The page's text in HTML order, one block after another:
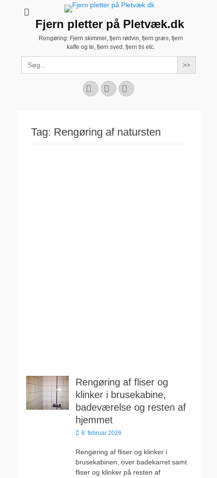
Fjern pletter på Pletvæk.dk
Rengøring: Fjern skimmel, fjern rødvin, fjern græs, fjern
kaffe og te, fjern sved, fjern tis etc.
Search
for:
Facebook
YouTubeInstagram
Tag: Rengøring af natursten
Rengøring af fliser og
klinker i brusekabine,
badeværelse og resten af
hjemmet
Udgivet
8. februar 2026
Rengøring af fliser og klinker i
brusekabinen, over badekarret samt
fliser og klinker på resten af